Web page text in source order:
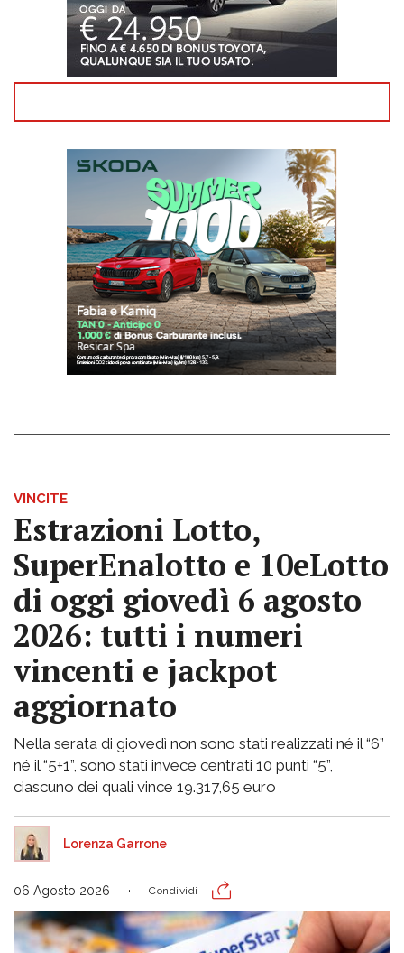
VINCITE
Estrazioni Lotto,
SuperEnalotto e 10eLotto
di oggi giovedì 6 agosto
2026: tutti i numeri
vincenti e jackpot
aggiornato
Nella serata di giovedì non sono stati realizzati né il “6”
né il “5+1”, sono stati invece centrati 10 punti “5”,
ciascuno dei quali vince 19.317,65 euro
Lorenza Garrone
06 Agosto 2026 Condividi